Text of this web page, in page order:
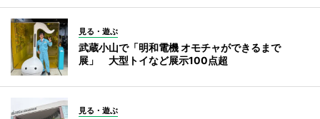
見る・遊ぶ
武蔵小山で「明和電機 オモチャができるまで
展」 大型トイなど展示100点超
見る・遊ぶ